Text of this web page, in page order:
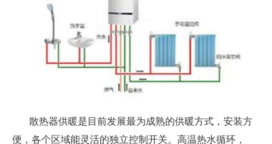
散热器供暖是目前发展最为成熟的供暖方式，安装方
便，各个区域能灵活的独立控制开关。高温热水循环，